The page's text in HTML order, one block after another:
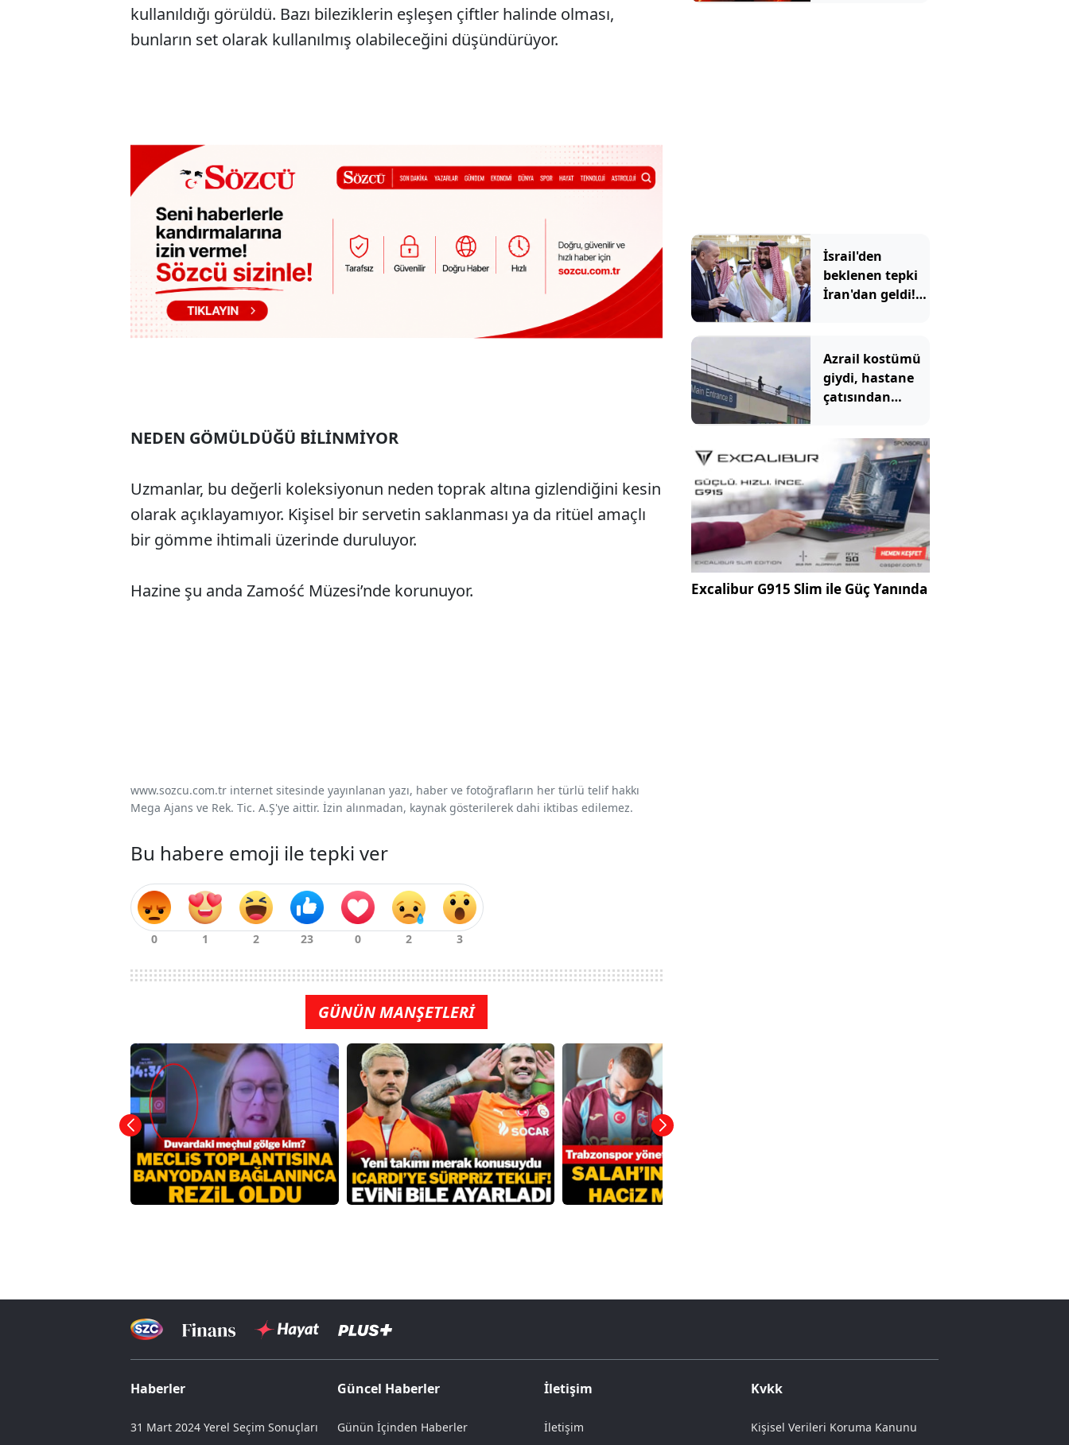
kullanıldığı görüldü. Bazı bileziklerin eşleşen çiftler halinde olması,
bunların set olarak kullanılmış olabileceğini düşündürüyor.
NEDEN GÖMÜLDÜĞÜ BİLİNMİYOR
Uzmanlar, bu değerli koleksiyonun neden toprak altına gizlendiğini kesin
olarak açıklayamıyor. Kişisel bir servetin saklanması ya da ritüel amaçlı
bir gömme ihtimali üzerinde duruluyor.
Hazine şu anda Zamość Müzesi’nde korunuyor.
www.sozcu.com.tr internet sitesinde yayınlanan yazı, haber ve fotoğrafların her türlü telif hakkı
Mega Ajans ve Rek. Tic. A.Ş'ye aittir. İzin alınmadan, kaynak gösterilerek dahi iktibas edilemez.
Bu habere emoji ile tepki ver
GÜNÜN MANŞETLERİ
İsrail'den
beklenen tepki
İran'dan geldi!
Tahran'ı kızdırdı
Azrail kostümü
giydi, hastane
çatısından
göründü:
Mahkemede
ilginç savunma
Excalibur G915 Slim ile Güç Yanında
Haberler
31 Mart 2024 Yerel Seçim Sonuçları
Güncel Haberler
Günün İçinden Haberler
İletişim
İletişim
Kvkk
Kişisel Verileri Koruma Kanunu